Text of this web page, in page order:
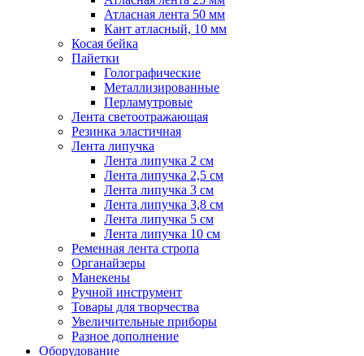
Атласная лента 50 мм
Кант атласный, 10 мм
Косая бейка
Пайетки
Голографические
Металлизированные
Перламутровые
Лента светоотражающая
Резинка эластичная
Лента липучка
Лента липучка 2 см
Лента липучка 2,5 см
Лента липучка 3 см
Лента липучка 3,8 см
Лента липучка 5 см
Лента липучка 10 см
Ременная лента стропа
Органайзеры
Манекены
Ручной инструмент
Товары для творчества
Увеличительные приборы
Разное дополнение
Оборудование